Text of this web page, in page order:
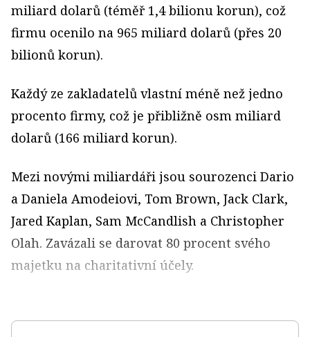
mi­liard dolarů (téměř 1,4 bilionu korun), což
firmu ocenilo na 965 miliard dolarů (přes 20
bilio­nů korun).
Každý ze zakladatelů vlastní méně než jedno
procento firmy, což je přibližně osm miliard
dolarů (166 miliard korun).
Mezi novými miliardáři jsou sourozenci Dario
a Daniela Amodeiovi, Tom Brown, Jack Clark,
Jared Kaplan, Sam McCandlish a Christopher
Olah. Zavázali se darovat 80 procent svého
majetku na charitativní účely.